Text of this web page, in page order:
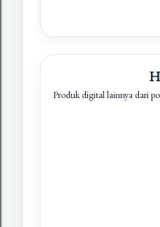
Produk digital lainnya dari